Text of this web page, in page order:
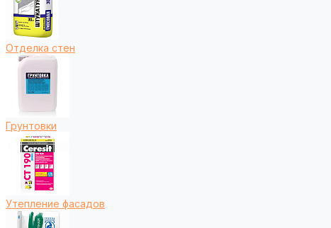
Отделка стен
Грунтовки
Утепление фасадов